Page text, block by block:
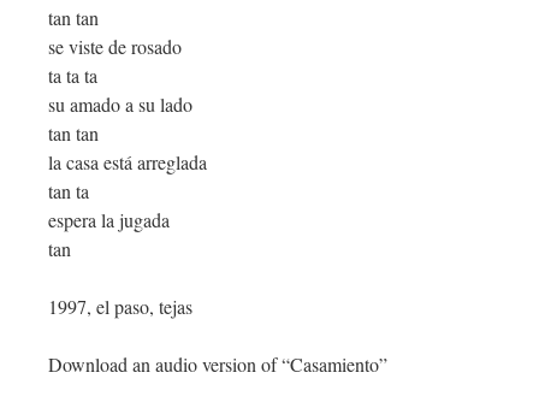
tan tan
se viste de rosado
ta ta ta
su amado a su lado
tan tan
la casa está arreglada
tan ta
espera la jugada
tan
1997, el paso, tejas
Download an audio version of “Casamiento”